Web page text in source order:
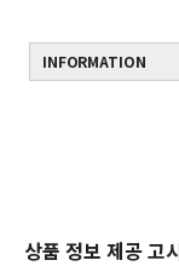
INFORMATION
상품 정보 제공 고